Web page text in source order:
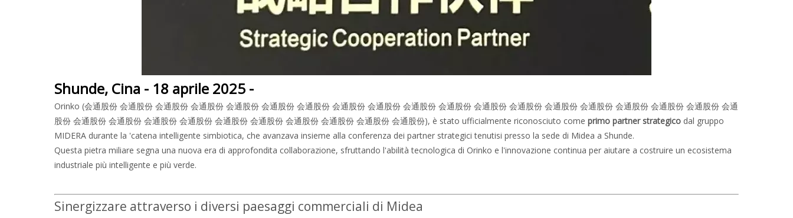
Shunde, Cina - 18 aprile 2025 -
Orinko (会通股份 会通股份 会通股份 会通股份 会通股份 会通股份 会通股份 会通股份 会通股份 会通股份 会通股份 会通股份 会通股份 会通股份 会通股份 会通股份 会通股份 会通股份 会通
股份 会通股份 会通股份 会通股份 会通股份 会通股份 会通股份 会通股份 会通股份 会通股份 会通股份), è stato ufficialmente riconosciuto come primo partner strategico dal gruppo
MIDERA durante la 'catena intelligente simbiotica, che avanzava insieme alla conferenza dei partner strategici tenutisi presso la sede di Midea a Shunde.
Questa pietra miliare segna una nuova era di approfondita collaborazione, sfruttando l'abilità tecnologica di Orinko e l'innovazione continua per aiutare a costruire un ecosistema
industriale più intelligente e più verde.
Sinergizzare attraverso i diversi paesaggi commerciali di Midea